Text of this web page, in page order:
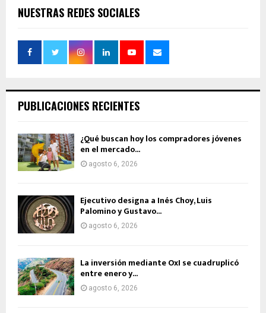
NUESTRAS REDES SOCIALES
PUBLICACIONES RECIENTES
¿Qué buscan hoy los compradores jóvenes
en el mercado...
agosto 6, 2026
Ejecutivo designa a Inés Choy, Luis
Palomino y Gustavo...
agosto 6, 2026
La inversión mediante OxI se cuadruplicó
entre enero y...
agosto 6, 2026